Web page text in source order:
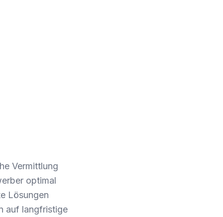
Vermittlung
optimal
Lösungen
auf langfristige